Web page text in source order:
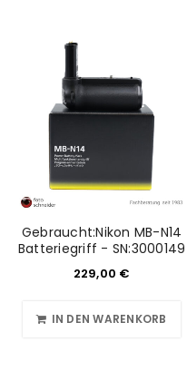
Gebraucht:Nikon MB-N14
Batteriegriff - SN:3000149
229,00 €
IN DEN WARENKORB